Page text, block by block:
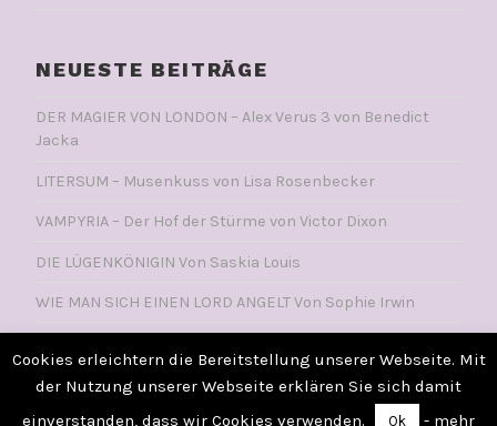
NEUESTE BEITRÄGE
DER MAGIER VON LONDON – Alex Verus 3 von Benedict
Jacka
LITERSUM – Musenkuss von Lisa Rosenbecker
VAMPYRIA – Der Hof der Stürme von Victor Dixon
DIE LÜGENKÖNIGIN Von Saskia Louis
WIE MAN SICH EINEN LORD ANGELT Von Sophie Irwin
POWERED BY WORDPRESS
Cookies erleichtern die Bereitstellung unserer Webseite. Mit
der Nutzung unserer Webseite erklären Sie sich damit
einverstanden, dass wir Cookies verwenden.
Ok - mehr